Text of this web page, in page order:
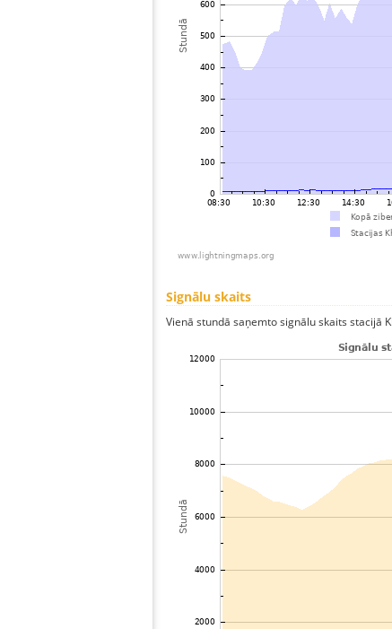
Signālu skaits
Vienā stundā saņemto signālu skaits stacijā